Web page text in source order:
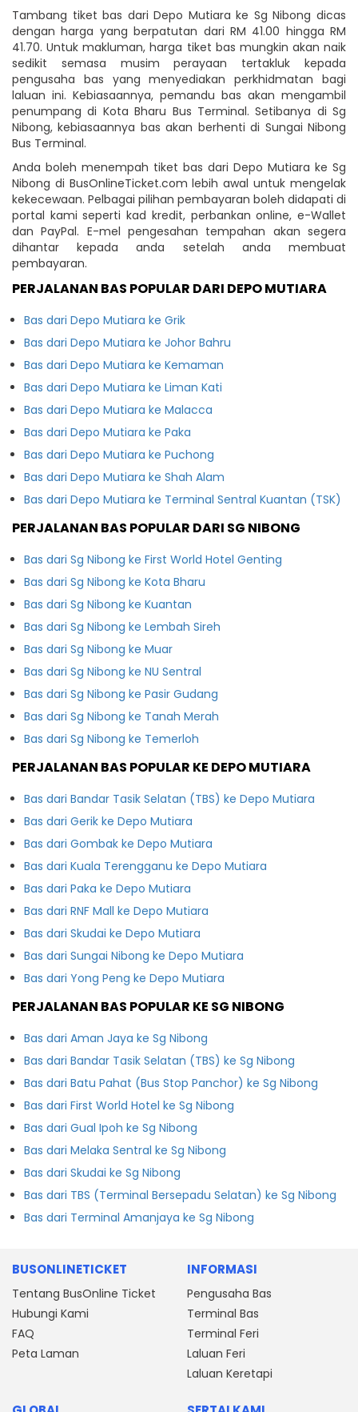
Tambang tiket bas dari Depo Mutiara ke Sg Nibong dicas
dengan harga yang berpatutan dari RM 41.00 hingga RM
41.70. Untuk makluman, harga tiket bas mungkin akan naik
sedikit semasa musim perayaan tertakluk kepada
pengusaha bas yang menyediakan perkhidmatan bagi
laluan ini. Kebiasaannya, pemandu bas akan mengambil
penumpang di Kota Bharu Bus Terminal. Setibanya di Sg
Nibong, kebiasaannya bas akan berhenti di Sungai Nibong
Bus Terminal.
Anda boleh menempah tiket bas dari Depo Mutiara ke Sg
Nibong di BusOnlineTicket.com lebih awal untuk mengelak
kekecewaan. Pelbagai pilihan pembayaran boleh didapati di
portal kami seperti kad kredit, perbankan online, e-Wallet
dan PayPal. E-mel pengesahan tempahan akan segera
dihantar kepada anda setelah anda membuat
pembayaran.
PERJALANAN BAS POPULAR DARI DEPO MUTIARA
Bas dari Depo Mutiara ke Grik
Bas dari Depo Mutiara ke Johor Bahru
Bas dari Depo Mutiara ke Kemaman
Bas dari Depo Mutiara ke Liman Kati
Bas dari Depo Mutiara ke Malacca
Bas dari Depo Mutiara ke Paka
Bas dari Depo Mutiara ke Puchong
Bas dari Depo Mutiara ke Shah Alam
Bas dari Depo Mutiara ke Terminal Sentral Kuantan (TSK)
PERJALANAN BAS POPULAR DARI SG NIBONG
Bas dari Sg Nibong ke First World Hotel Genting
Bas dari Sg Nibong ke Kota Bharu
Bas dari Sg Nibong ke Kuantan
Bas dari Sg Nibong ke Lembah Sireh
Bas dari Sg Nibong ke Muar
Bas dari Sg Nibong ke NU Sentral
Bas dari Sg Nibong ke Pasir Gudang
Bas dari Sg Nibong ke Tanah Merah
Bas dari Sg Nibong ke Temerloh
PERJALANAN BAS POPULAR KE DEPO MUTIARA
Bas dari Bandar Tasik Selatan (TBS) ke Depo Mutiara
Bas dari Gerik ke Depo Mutiara
Bas dari Gombak ke Depo Mutiara
Bas dari Kuala Terengganu ke Depo Mutiara
Bas dari Paka ke Depo Mutiara
Bas dari RNF Mall ke Depo Mutiara
Bas dari Skudai ke Depo Mutiara
Bas dari Sungai Nibong ke Depo Mutiara
Bas dari Yong Peng ke Depo Mutiara
PERJALANAN BAS POPULAR KE SG NIBONG
Bas dari Aman Jaya ke Sg Nibong
Bas dari Bandar Tasik Selatan (TBS) ke Sg Nibong
Bas dari Batu Pahat (Bus Stop Panchor) ke Sg Nibong
Bas dari First World Hotel ke Sg Nibong
Bas dari Gual Ipoh ke Sg Nibong
Bas dari Melaka Sentral ke Sg Nibong
Bas dari Skudai ke Sg Nibong
Bas dari TBS (Terminal Bersepadu Selatan) ke Sg Nibong
Bas dari Terminal Amanjaya ke Sg Nibong
BUSONLINETICKET
Tentang BusOnline Ticket
Hubungi Kami
FAQ
Peta Laman
INFORMASI
Pengusaha Bas
Terminal Bas
Terminal Feri
Laluan Feri
Laluan Keretapi